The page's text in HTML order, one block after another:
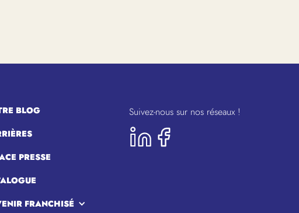
BLOG
PRESSE
FRANCHISÉ
Suivez-nous sur nos réseaux !